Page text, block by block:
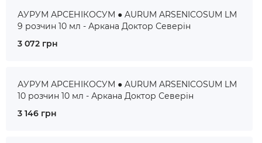
АУРУМ АРСЕНІКОСУМ ● AURUM ARSENICOSUM LM
9 розчин 10 мл - Аркана Доктор Северін
3 072 грн
АУРУМ АРСЕНІКОСУМ ● AURUM ARSENICOSUM LM
10 розчин 10 мл - Аркана Доктор Северін
3 146 грн